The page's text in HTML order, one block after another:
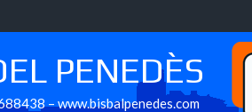
PENEDÈS
– www.bisbalpenedes.com